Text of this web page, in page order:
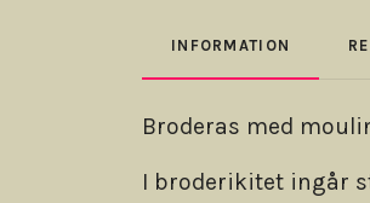
INFORMATION
Broderas med
I broderikitet ingår